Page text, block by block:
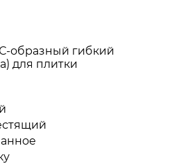
образный гибкий
для плитки